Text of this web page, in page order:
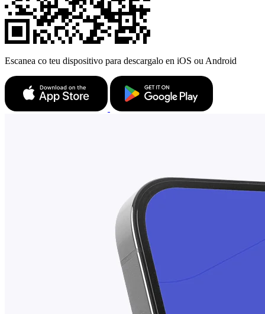
Escanea co teu dispositivo para descargalo en iOS ou Android